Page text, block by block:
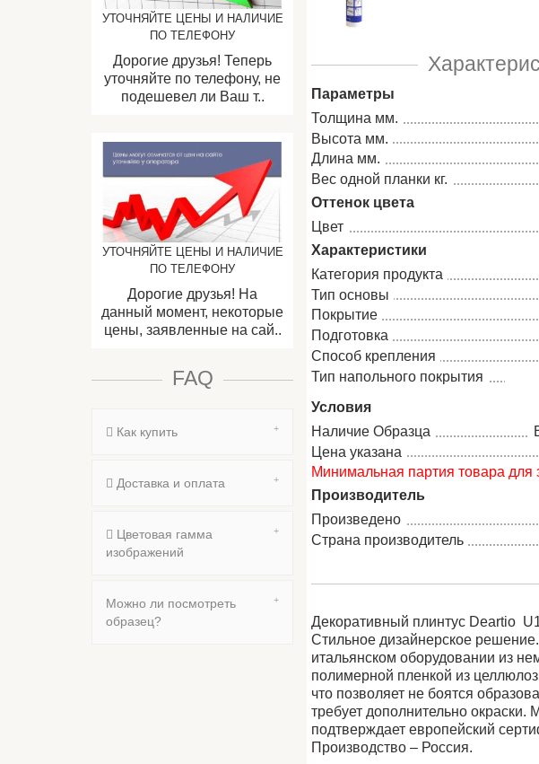
УТОЧНЯЙТЕ ЦЕНЫ И НАЛИЧИЕ
ПО ТЕЛЕФОНУ
Дорогие друзья! Теперь
уточняйте по телефону, не
подешевел ли Ваш т..
УТОЧНЯЙТЕ ЦЕНЫ И НАЛИЧИЕ
ПО ТЕЛЕФОНУ
Дорогие друзья! На
данный момент, некоторые
цены, заявленные на сай..
FAQ
Как купить
Доставка и оплата
Цветовая гамма
изображений
Можно ли посмотреть
образец?
Параметры
Толщина мм.
Высота мм.
Длина мм.
Вес одной планки кг.
Оттенок цвета
Цвет
Характеристики
Категория продукта
Тип основы
Покрытие
Подготовка
Способ крепления
Тип напольного покрытия
Условия
Наличие Образца
Цена указана
Минимальная партия товара для
Производитель
Произведено
Страна производитель
Декоративный плинтус Deartio
Стильное дизайнерское
итальянском оборудовании из
полимерной пленкой из
что позволяет не боятся
требует дополнительно окраски.
подтверждает европейский
Производство – Россия.